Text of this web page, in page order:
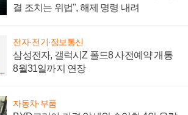
결 조치는 위법", 해제 명령 내려
전자·전기·정보통신
삼성전자, 갤럭시Z 폴드8 사전예약 개통
8월31일까지 연장
자동차·부품